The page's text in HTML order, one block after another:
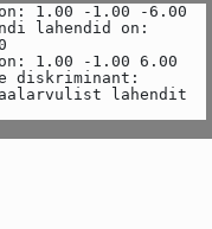
1.00 -1.00 -6.00
lahendid on:
1.00 -1.00 6.00
diskriminant:
lahendit